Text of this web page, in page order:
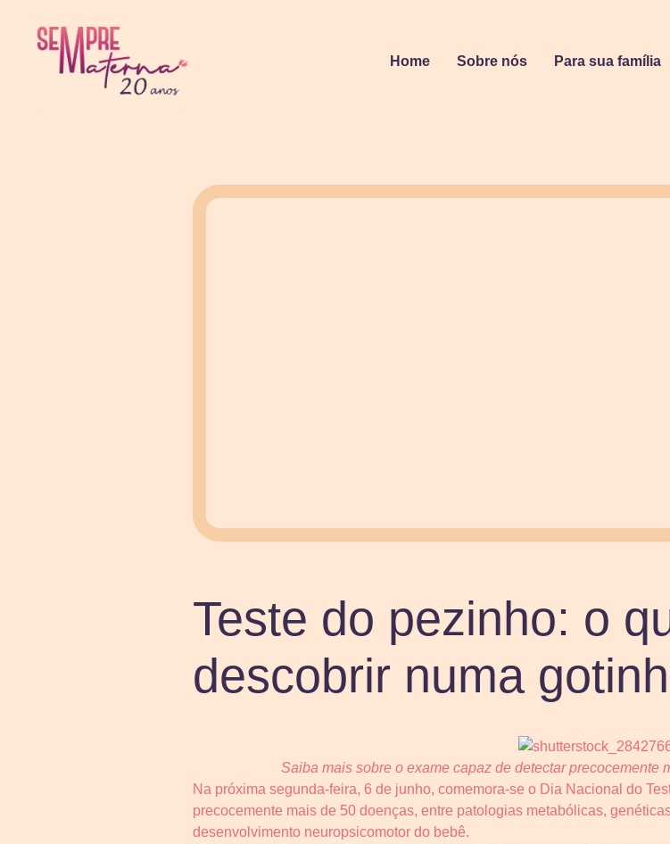
Home Sobre nós Para sua família
Teste do pezinho: o
descobrir numa
Saiba mais sobre o exame capaz de detectar precocemente
Na próxima segunda-feira, 6 de junho, comemora-se o Dia Nacional do
precocemente mais de 50 doenças, entre patologias metabólicas,
desenvolvimento neuropsicomotor do bebê.